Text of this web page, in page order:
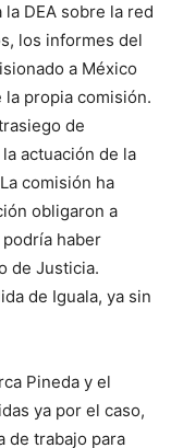
DEA sobre la red
los informes del
a México
la propia comisión.
de
actuación de la
comisión ha
obligaron a
haber
de Justicia.
de Iguala, ya sin
Pineda y el
ya por el caso,
de trabajo para